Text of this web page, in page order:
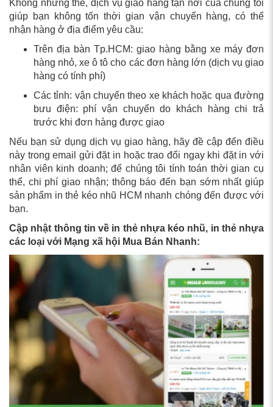
Không những thế, dịch vụ giao hàng tận nơi của chúng tôi
giúp bạn không tốn thời gian vận chuyển hàng, có thể
nhận hàng ở địa điểm yêu cầu:
Trên địa bàn Tp.HCM: giao hàng bằng xe máy đơn
hàng nhỏ, xe ô tô cho các đơn hàng lớn (dịch vụ giao
hàng có tính phí)
Các tỉnh: vận chuyển theo xe khách hoặc qua đường
bưu điện: phí vận chuyển do khách hàng chi trả
trước khi đơn hàng được giao
Nếu bạn sử dụng dịch vụ giao hàng, hãy đề cập đến điều
này trong email gửi đặt in hoặc trao đổi ngay khi đặt in với
nhân viên kinh doanh; để chúng tôi tính toán thời gian cụ
thể, chi phí giao nhận; thông báo đến bạn sớm nhất giúp
sản phẩm in thẻ kéo nhũ HCM nhanh chóng đến được với
bạn.
Cập nhật thông tin về in thẻ nhựa kéo nhũ, in thẻ nhựa
các loại với Mạng xã hội Mua Bán Nhanh: